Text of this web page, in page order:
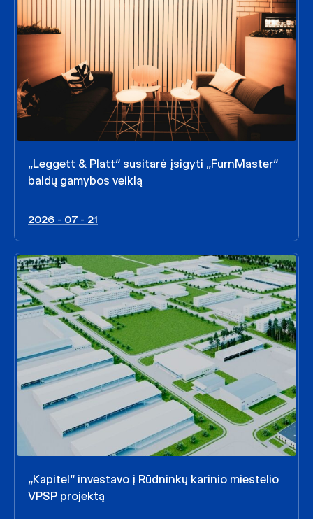
„Leggett & Platt“ susitarė įsigyti „FurnMaster“
baldų gamybos veiklą
2026 - 07 - 21
„Kapitel“ investavo į Rūdninkų karinio miestelio
VPSP projektą